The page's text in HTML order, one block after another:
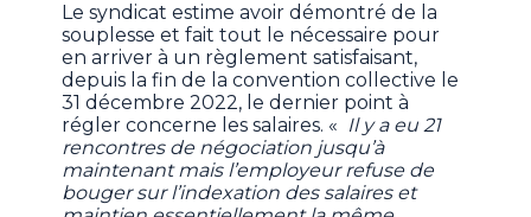
Le syndicat estime avoir démontré de la
souplesse et fait tout le nécessaire pour
en arriver à un règlement satisfaisant,
depuis la fin de la convention collective le
31 décembre 2022, le dernier point à
régler concerne les salaires. « Il y a eu 21
rencontres de négociation jusqu’à
maintenant mais l’employeur refuse de
bouger sur l’indexation des salaires et